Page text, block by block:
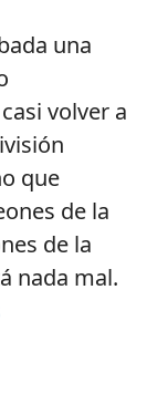
una
volver a
que
de la
de la
nada mal.